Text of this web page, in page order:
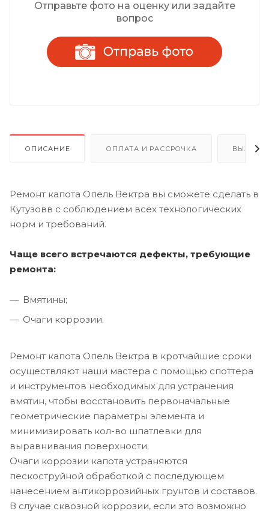
Отправьте фото на оценку или задайте
вопрос
ОПИСАНИЕ ОПЛАТА И РАССРОЧКА ВЫЗОВ
Ремонт капота Опель Вектра вы сможете сделать в
Кутузовв с соблюдением всех технологических
норм и требований.
Чаще всего встречаются дефекты, требующие
ремонта:
Вмятины;
Очаги коррозии.
Ремонт капота Опель Вектра в кротчайшие сроки
осуществляют наши мастера с помощью споттера
и инструментов необходимых для устранения
вмятин, чтобы восстановить первоначальные
геометрические параметры элемента и
минимизировать кол-во шпатлевки для
выравнивания поверхности.
Очаги коррозии капота устраняются
пескоструйной обработкой с последующем
нанесением антикоррозийных грунтов и составов.
В случае сквозной коррозии, если это возможно